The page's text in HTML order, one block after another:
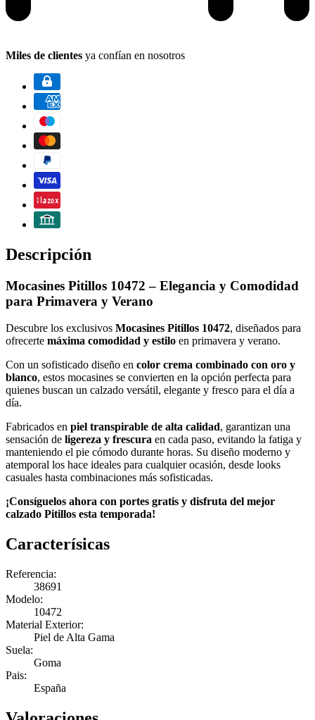
Miles de clientes ya confían en nosotros
Descripción
Mocasines Pitillos 10472 – Elegancia y Comodidad
para Primavera y Verano
Descubre los exclusivos Mocasines Pitillos 10472, diseñados para
ofrecerte máxima comodidad y estilo en primavera y verano.
Con un sofisticado diseño en color crema combinado con oro y
blanco, estos mocasines se convierten en la opción perfecta para
quienes buscan un calzado versátil, elegante y fresco para el día a
día.
Fabricados en piel transpirable de alta calidad, garantizan una
sensación de ligereza y frescura en cada paso, evitando la fatiga y
manteniendo el pie cómodo durante horas. Su diseño moderno y
atemporal los hace ideales para cualquier ocasión, desde looks
casuales hasta combinaciones más sofisticadas.
¡Consíguelos ahora con portes gratis y disfruta del mejor
calzado Pitillos esta temporada!
Caracterísicas
Referencia:
38691
Modelo:
10472
Material Exterior:
Piel de Alta Gama
Suela:
Goma
Pais:
España